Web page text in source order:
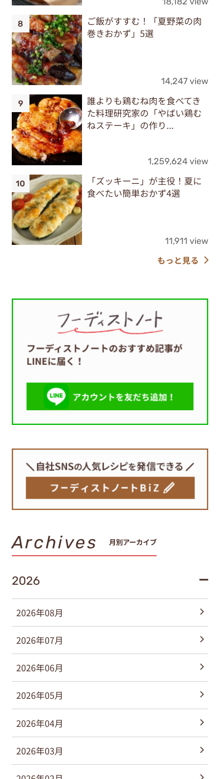
ご飯がすすむ！「夏野菜の肉
巻きおかず」5選
14,247 view
誰よりも鶏むね肉を食べてき
た料理研究家の「やばい鶏む
ねステーキ」の作り...
1,259,624 view
「ズッキーニ」が主役！夏に
食べたい簡単おかず4選
11,911 view
もっと見る
Archives 月別アーカイブ
2026
2026年08月
2026年07月
2026年06月
2026年05月
2026年04月
2026年03月